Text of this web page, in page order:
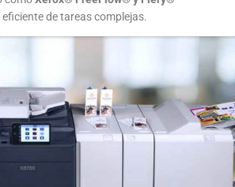
de tareas complejas.